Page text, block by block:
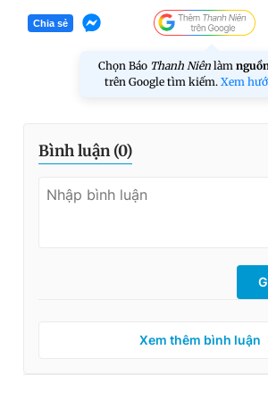
Chia sẻ
Chọn Báo Thanh Niên làm
trên Google tìm kiếm. Xem
Bình luận (0)
Xem thêm bình luận